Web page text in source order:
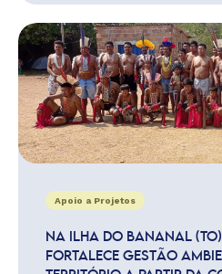
Apoio a Projetos
NA ILHA DO BANANAL
FORTALECE GESTÃO